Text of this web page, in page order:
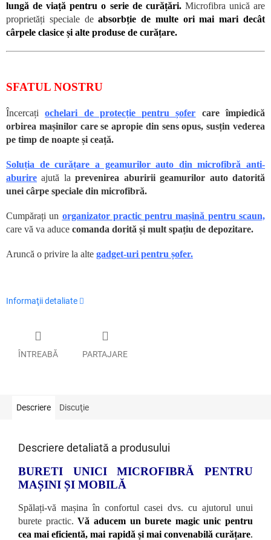
lungă de viață pentru o serie de curățări.Microfibra unică are
proprietăți speciale deabsorbție de multe ori mai mari decât
cârpele clasice și alte produse de curățare.
SFATUL NOSTRU
Încercațiochelari de protecție pentru șofer
care împiedică
orbirea mașinilor care se apropie din sens opus, susțin vederea
pe timp de noapte și ceață.
Soluția de curățare a geamurilor auto din microfibră anti-
aburire ajută laprevenirea aburirii geamurilor auto datorită
unei cârpe speciale din microfibră.
Cumpărați un organizator practic pentru mașină pentru scaun,
care vă va aduce comanda dorită și mult spațiu de depozitare.
Aruncă o privire la alte gadget-uri pentru șofer.
Informaţii detaliate
ÎNTREABĂ PARTAJARE
Descriere Discuţie
Descriere detaliată a produsului
BURETI UNICI MICROFIBRĂ PENTRU
MAȘINI ȘI MOBILĂ
Spălați-vă mașina în confortul casei dvs. cu ajutorul unui
burete practic.Vă aducem un burete magic unic pentru
cea mai eficientă, mai rapidă și mai convenabilă curățare.